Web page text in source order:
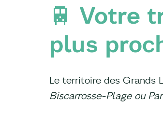
🚆 Votre
plus
Le territoire des Grands
Biscarrosse-Plage ou